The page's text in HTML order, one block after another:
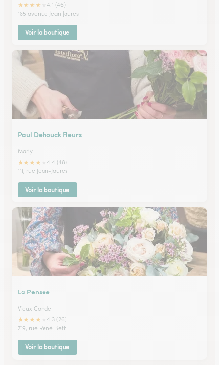
★★★★
4.1 (46)
185 avenue Jean Jaures
Voir la boutique
Paul Dehouck Fleurs
Marly
★★★★
4.4 (48)
111, rue Jean-Jaures
Voir la boutique
La Pensee
Vieux Conde
★★★★
4.3 (26)
719, rue René Beth
Voir la boutique